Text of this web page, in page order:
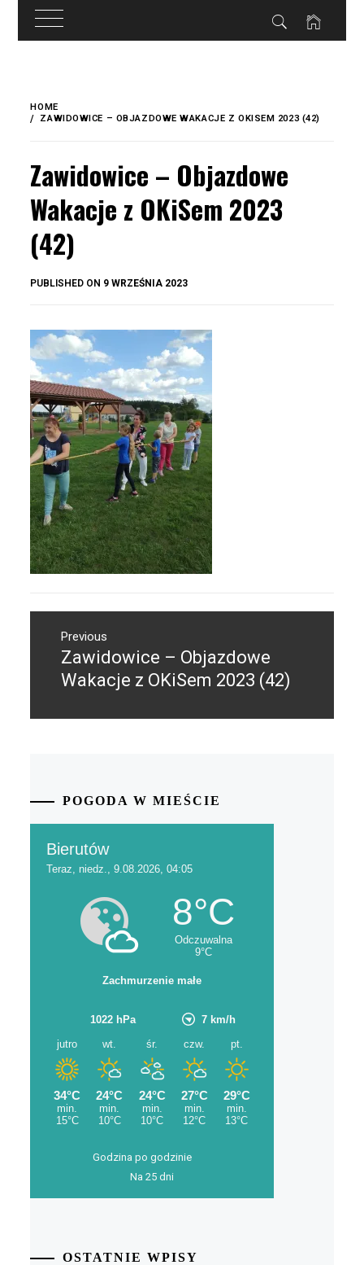
treści
content
HOME
ZAWIDOWICE – OBJAZDOWE WAKACJE Z OKISEM 2023 (42)
Zawidowice – Objazdowe
Wakacje z OKiSem 2023
(42)
PUBLISHED ON 9 WRZEŚNIA 2023
wpisuPrevious
Previous
post:
Zawidowice – Objazdowe
Wakacje z OKiSem 2023 (42)
POGODA W MIEŚCIE
Godzina po godzinie
Na 25 dni
OSTATNIE WPISY